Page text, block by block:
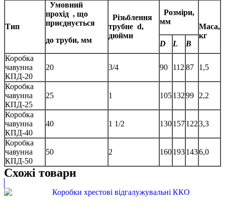
Тип
Умовний
прохід , що
приєднується
до труби, мм
Різьблення
трубне d,
дюйми
Розміри,
мм
Маса,
кг
D
L
В
Коробка
чавунна
КПД-20
20 3/4 90 112 87 1,5
Коробка
чавунна
КПД-25
25 1 10513299 2,2
Коробка
чавунна
КПД-40
40 1 1/2 1301571223,3
Коробка
чавунна
КПД-50
50 2 1601931436,0
Схожі товари